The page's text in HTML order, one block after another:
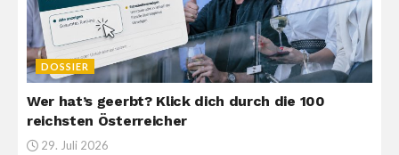
DOSSIER
Wer hat’s geerbt? Klick dich durch die 100
reichsten Österreicher
29. Juli 2026